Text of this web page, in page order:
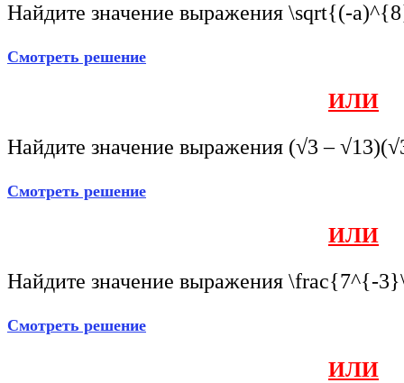
Найдите значение выражения \sqrt{(-
Смотреть решение
ИЛИ
Найдите значение выражения (√3 –
Смотреть решение
ИЛИ
Найдите значение выражения \frac{7^{-
Смотреть решение
ИЛИ